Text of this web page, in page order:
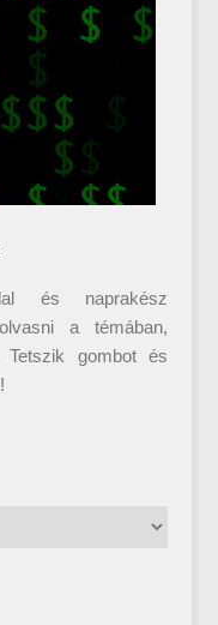
és naprakész
a témában,
gombot és